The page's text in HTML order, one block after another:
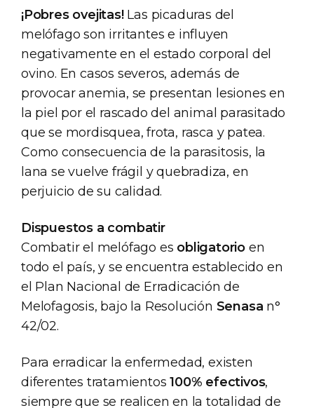
¡Pobres ovejitas!Las picaduras del
melófago son irritantes e influyen
negativamente en el estado corporal del
ovino. En casos severos, además de
provocar anemia, se presentan lesiones en
la piel por el rascado del animal parasitado
que se mordisquea, frota, rasca y patea.
Como consecuencia de la parasitosis, la
lana se vuelve frágil y quebradiza, en
perjuicio de su calidad.
Dispuestos a combatir
Combatir el melófago es obligatorio en
todo el país, y se encuentra establecido en
el Plan Nacional de Erradicación de
Melofagosis, bajo la Resolución Senasa n°
42/02.
Para erradicar la enfermedad, existen
diferentes tratamientos100% efectivos,
siempre que se realicen en la totalidad de